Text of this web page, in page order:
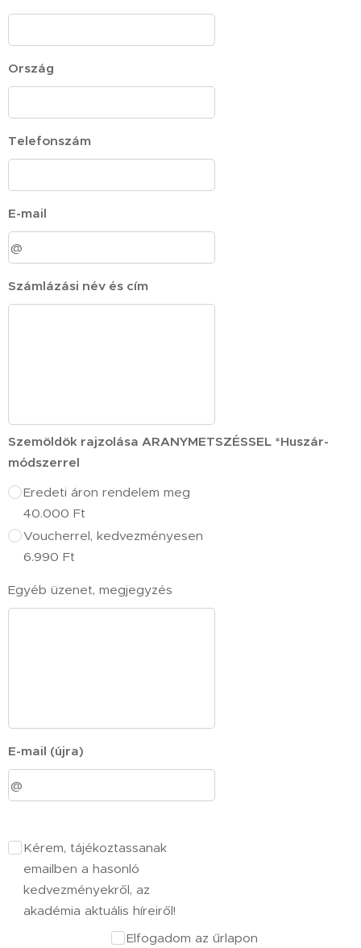
Ország
Telefonszám
E-mail
Számlázási név és cím
Szemöldök rajzolása ARANYMETSZÉSSEL *Huszár-
módszerrel
Eredeti áron rendelem meg
40.000 Ft
Voucherrel, kedvezményesen
6.990 Ft
Egyéb üzenet, megjegyzés
E-mail (újra)
Kérem, tájékoztassanak
emailben a hasonló
kedvezményekről, az
akadémia aktuális híreiről!
Elfogadom az űrlapon